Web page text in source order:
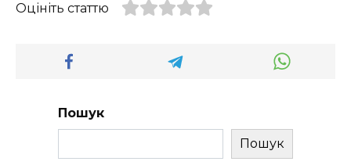
Оцініть статтю
Пошук
Пошук